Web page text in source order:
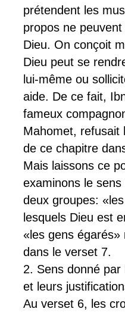
prétendent les
propos ne
Dieu. On conçoit
Dieu peut se
lui-même ou
aide. De ce fait,
fameux
Mahomet, refusait
de ce chapitre
Mais laissons ce
examinons le
deux groupes:
lesquels Dieu est
«les gens égarés»
dans le verset 7.
2. Sens donné par
et leurs
Au verset 6, les